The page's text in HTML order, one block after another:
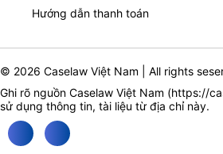
Hướng dẫn thanh toán
© 2026 Caselaw Việt Nam | All rights
Ghi rõ nguồn Caselaw Việt Nam (https://
sử dụng thông tin, tài liệu từ địa chỉ này.